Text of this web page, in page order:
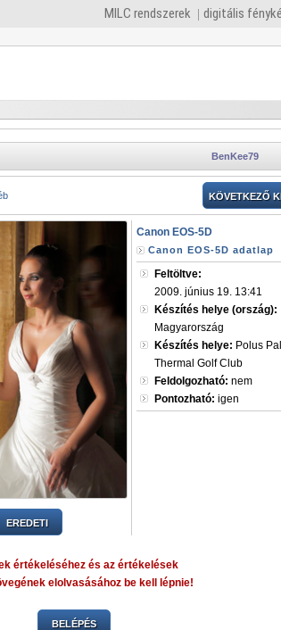
MILC rendszerek digitális
BenKee79
KÖVETKEZŐ
EREDETI
Canon EOS-5D
Canon EOS-5D adatlap
Feltöltve:
2009. június 19. 13:41
Készítés helye (ország):
Magyarország
Készítés helye: Polus
Thermal Golf Club
Feldolgozható: nem
Pontozható: igen
értékeléséhez és az értékelések
elolvasásához be kell lépnie!
BELÉPÉS